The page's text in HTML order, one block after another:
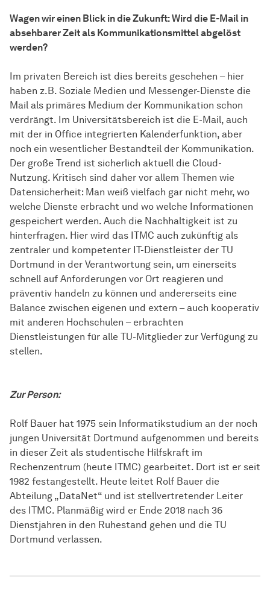
Wagen wir einen Blick in die Zukunft: Wird die E-Mail in
absehbarer Zeit als Kommunikationsmittel abgelöst
werden?
Im privaten Bereich ist dies bereits geschehen – hier
haben z.B. Soziale Medien und Messenger-Dienste die
Mail als primäres Medium der Kommunikation schon
verdrängt. Im Universitätsbereich ist die E-Mail, auch
mit der in Office integrierten Kalenderfunktion, aber
noch ein wesentlicher Bestandteil der Kommunikation.
Der große Trend ist sicherlich aktuell die Cloud-
Nutzung. Kritisch sind daher vor allem Themen wie
Datensicherheit: Man weiß vielfach gar nicht mehr, wo
welche Dienste erbracht und wo welche Informationen
gespeichert werden. Auch die Nachhaltigkeit ist zu
hinterfragen. Hier wird das ITMC auch zukünftig als
zentraler und kompetenter IT-Dienstleister der TU
Dortmund in der Verantwortung sein, um einerseits
schnell auf Anforderungen vor Ort reagieren und
präventiv handeln zu können und andererseits eine
Balance zwischen eigenen und extern – auch kooperativ
mit anderen Hochschulen – erbrachten
Dienstleistungen für alle TU-Mitglieder zur Verfügung zu
stellen.
Zur Person:
Rolf Bauer hat 1975 sein Informatikstudium an der noch
jungen Universität Dortmund aufgenommen und bereits
in dieser Zeit als studentische Hilfskraft im
Rechenzentrum (heute ITMC) gearbeitet. Dort ist er seit
1982 festangestellt. Heute leitet Rolf Bauer die
Abteilung „DataNet“ und ist stellvertretender Leiter
des ITMC. Planmäßig wird er Ende 2018 nach 36
Dienstjahren in den Ruhestand gehen und die TU
Dortmund verlassen.